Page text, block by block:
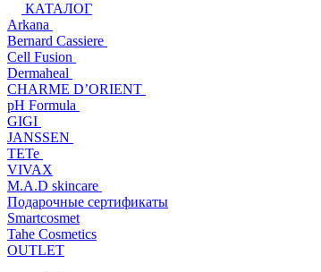
КАТАЛОГ
Arkana
Bernard Cassiere
Cell Fusion
Dermaheal
CHARME D’ORIENT
pH Formula
GIGI
JANSSEN
TETe
VIVAX
M.A.D skincare
Подарочные сертификаты
Smartcosmet
Tahe Cosmetics
OUTLET